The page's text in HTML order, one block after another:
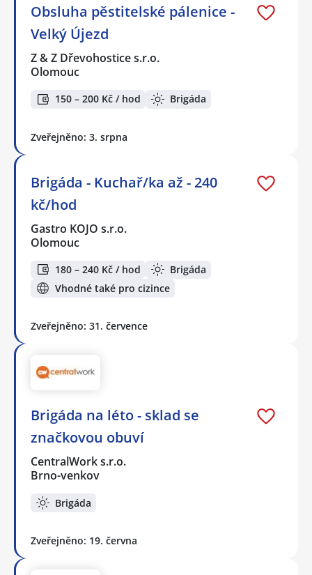
Obsluha pěstitelské pálenice -
Velký Újezd
Z & Z Dřevohostice s.r.o.
Olomouc
150 – 200 Kč / hod Brigáda
Zveřejněno: 3. srpna
Brigáda - Kuchař/ka až - 240
kč/hod
Gastro KOJO s.r.o.
Olomouc
180 – 240 Kč / hod
Brigáda
Vhodné také pro cizince
Zveřejněno: 31. července
Brigáda na léto - sklad se
značkovou obuví
CentralWork s.r.o.
Brno-venkov
Brigáda
Zveřejněno: 19. června